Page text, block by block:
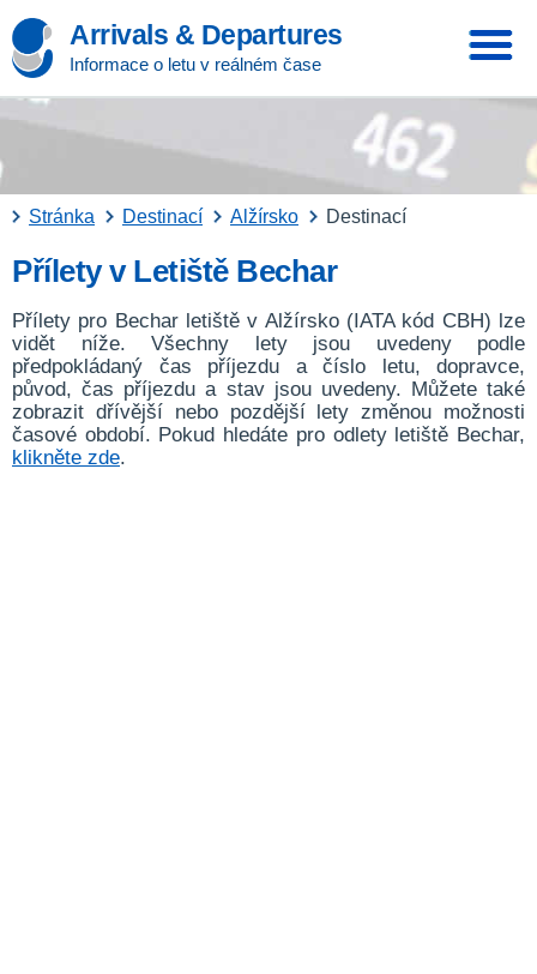
Arrivals & Departures
Informace o letu v reálném čase
Stránka Destinací Alžírsko Destinací
Přílety v Letiště Bechar
Přílety pro Bechar letiště v Alžírsko (IATA kód CBH) lze
vidět níže. Všechny lety jsou uvedeny podle
předpokládaný čas příjezdu a číslo letu, dopravce,
původ, čas příjezdu a stav jsou uvedeny. Můžete také
zobrazit dřívější nebo pozdější lety změnou možnosti
časové období. Pokud hledáte pro odlety letiště Bechar,
klikněte zde.